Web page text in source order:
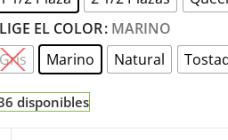
EL COLOR MARINO
Gris
Marino Natural
disponibles